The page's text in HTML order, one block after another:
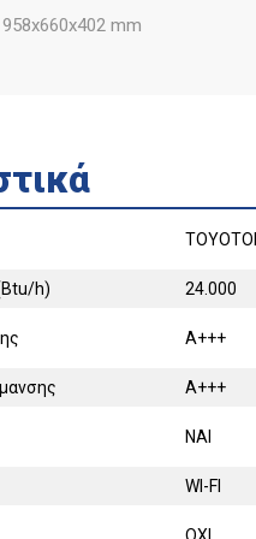
mm
h) 24.000
A+++
A+++
ΝΑΙ
WI-FI
ΟΧΙ